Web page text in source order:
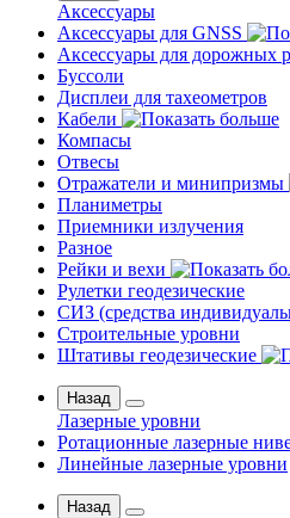
Аксессуары
Аксессуары для GNSS
Аксессуары для дорожных
Буссоли
Дисплеи для тахеометров
Кабели
Компасы
Отвесы
Отражатели и минипризмы
Планиметры
Приемники излучения
Разное
Рейки и вехи
Рулетки геодезические
СИЗ (средства
Строительные уровни
Штативы геодезические
Назад
Лазерные уровни
Ротационные лазерные
Линейные лазерные уровни
Назад